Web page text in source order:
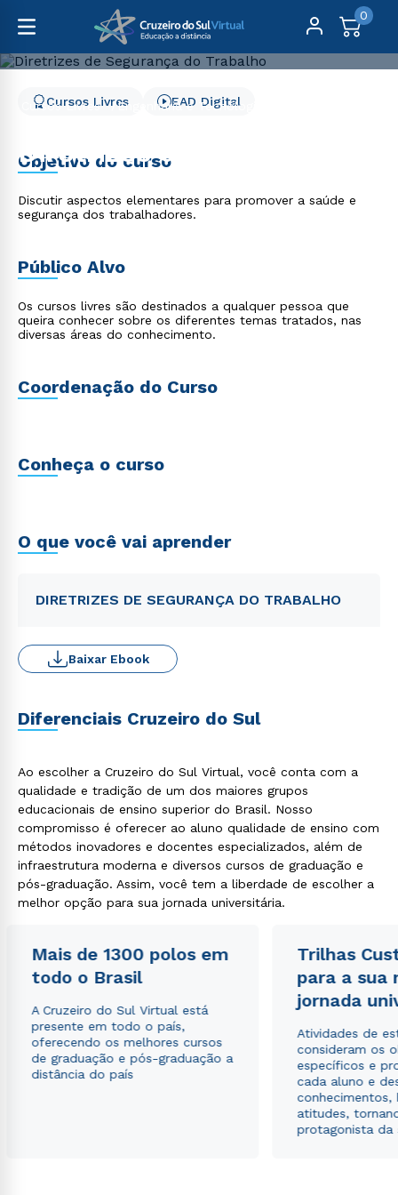
0
Cursos Livres
Engenharia e Tecnologia
Diretrizes de Segurança
do Trabalho
Cursos Livres EAD Digital
Objetivo do curso
Discutir aspectos elementares para promover a saúde e
segurança dos trabalhadores.
Público Alvo
Os cursos livres são destinados a qualquer pessoa que
queira conhecer sobre os diferentes temas tratados, nas
diversas áreas do conhecimento.
Coordenação do Curso
Conheça o curso
O que você vai aprender
DIRETRIZES DE SEGURANÇA DO TRABALHO
Baixar Ebook
Diferenciais Cruzeiro do Sul
Ao escolher a Cruzeiro do Sul Virtual, você conta com a
qualidade e tradição de um dos maiores grupos
educacionais de ensino superior do Brasil. Nosso
compromisso é oferecer ao aluno qualidade de ensino com
métodos inovadores e docentes especializados, além de
infraestrutura moderna e diversos cursos de graduação e
pós-graduação. Assim, você tem a liberdade de escolher a
melhor opção para sua jornada universitária.
Mais de 1300 polos em
todo o Brasil
A Cruzeiro do Sul Virtual está
presente em todo o país,
oferecendo os melhores cursos
de graduação e pós-graduação a
distância do país
Trilhas
para a sua
jornada
Atividades de
consideram os
específicos e
cada aluno e
conhecimentos,
atitudes,
protagonista da